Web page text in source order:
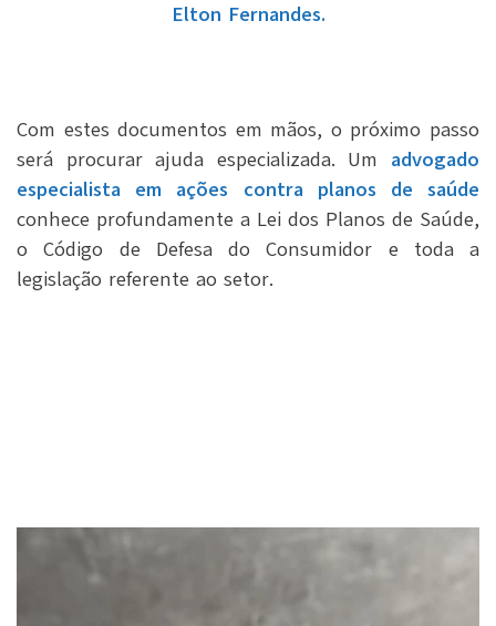
Elton Fernandes.
Com estes documentos em mãos, o próximo passo
será procurar ajuda especializada. Um advogado
especialista em ações contra planos de saúde
conhece profundamente a Lei dos Planos de Saúde,
o Código de Defesa do Consumidor e toda a
legislação referente ao setor.